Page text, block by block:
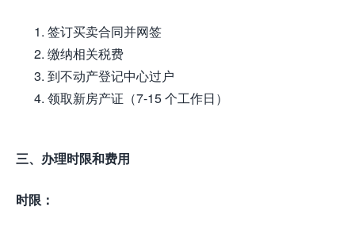
签订买卖合同并网签
缴纳相关税费
到不动产登记中心过户
领取新房产证（7-15 个工作日）
三、办理时限和费用
时限：